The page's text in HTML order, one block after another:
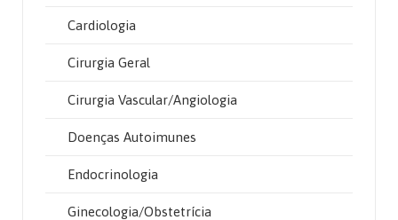
Cardiologia
Cirurgia Geral
Cirurgia Vascular/Angiologia
Doenças Autoimunes
Endocrinologia
Ginecologia/Obstetrícia